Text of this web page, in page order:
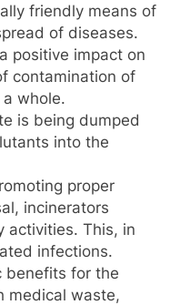
friendly means of
of diseases.
positive impact on
contamination of
whole.
is being dumped
into the
proper
incinerators
activities. This, in
infections.
benefits for the
medical waste,